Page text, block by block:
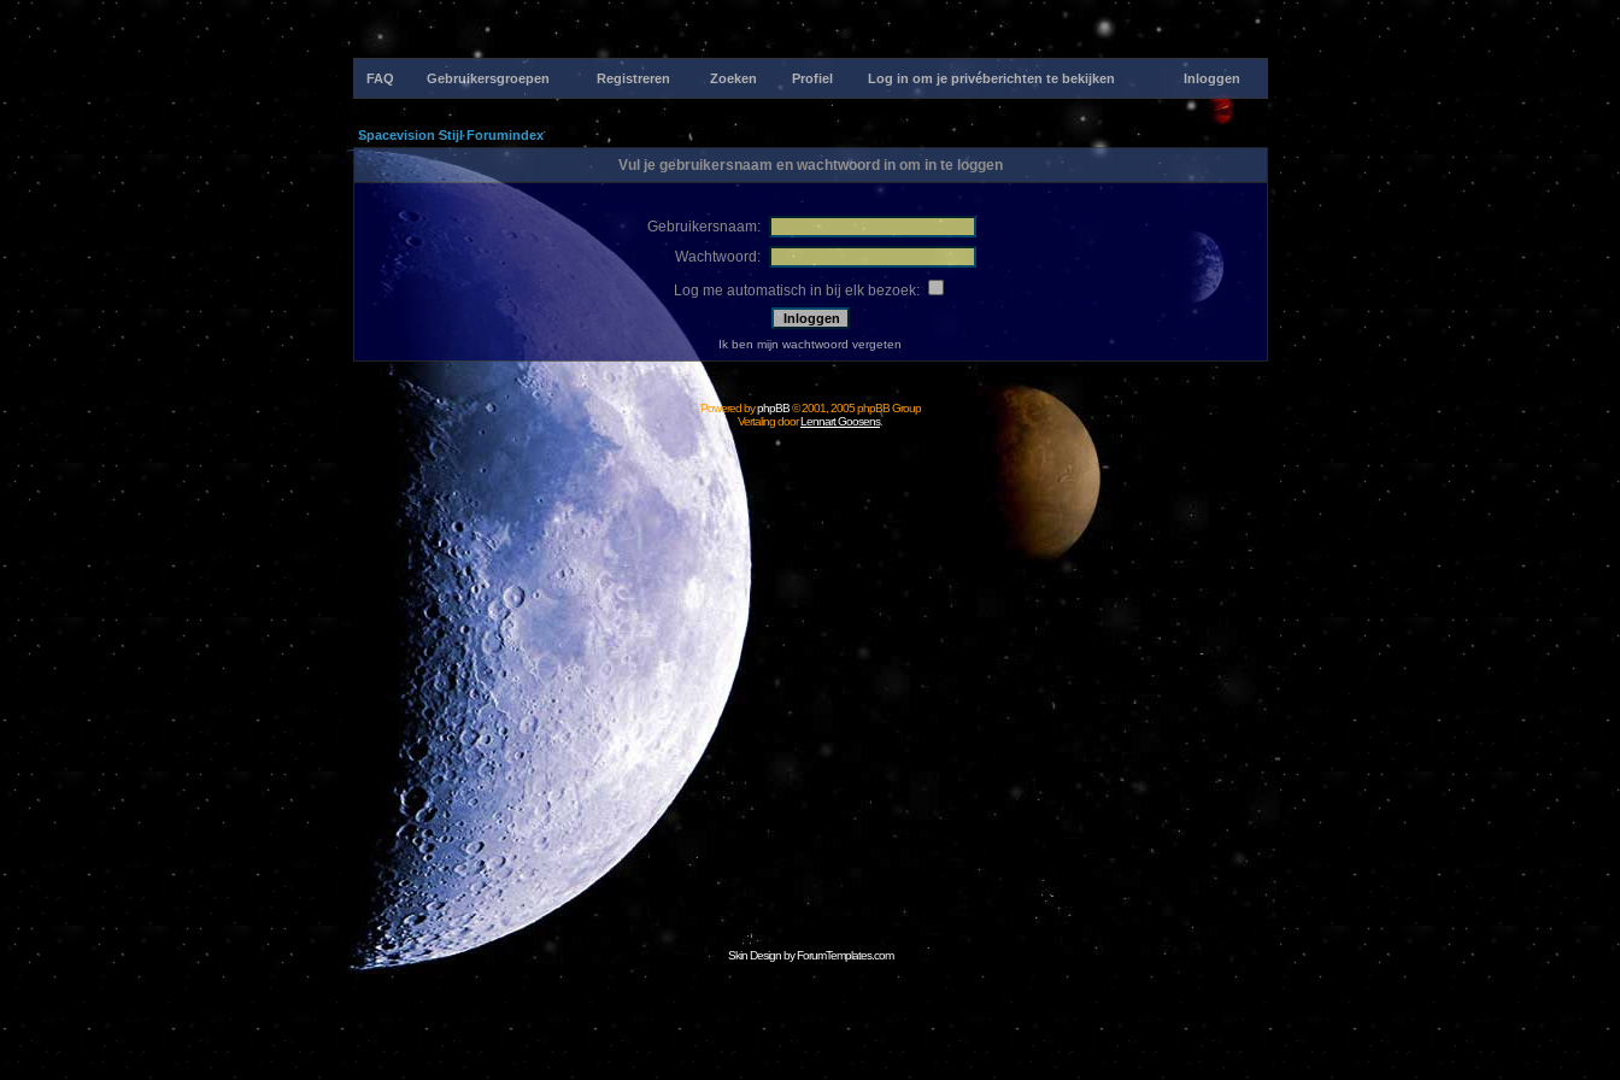
FAQ Gebruikersgroepen Registreren Zoeken Profiel Log in om je privéberichten te bekijken Inloggen
Spacevision Stijl Forumindex
Vul je gebruikersnaam en wachtwoord in om in te loggen
Gebruikersnaam:
Wachtwoord:
Log me automatisch in bij elk bezoek:
Ik ben mijn wachtwoord vergeten
Powered byphpBB© 2001, 2005 phpBB Group
Vertaling doorLennart Goosens.
Skin Design by ForumTemplates.com